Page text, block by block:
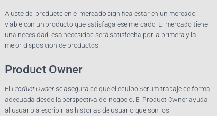
Ajuste del producto en el mercado significa estar en un mercado
viable con un producto que satisfaga ese mercado. El mercado tiene
una necesidad; esa necesidad será satisfecha por la primera y la
mejor disposición de productos.
Product Owner
El Product Ownerse asegura de que el equipo Scrum trabaje de forma
adecuada desde la perspectiva del negocio. El Product Owner ayuda
al usuario a escribir las historias de usuario que son los